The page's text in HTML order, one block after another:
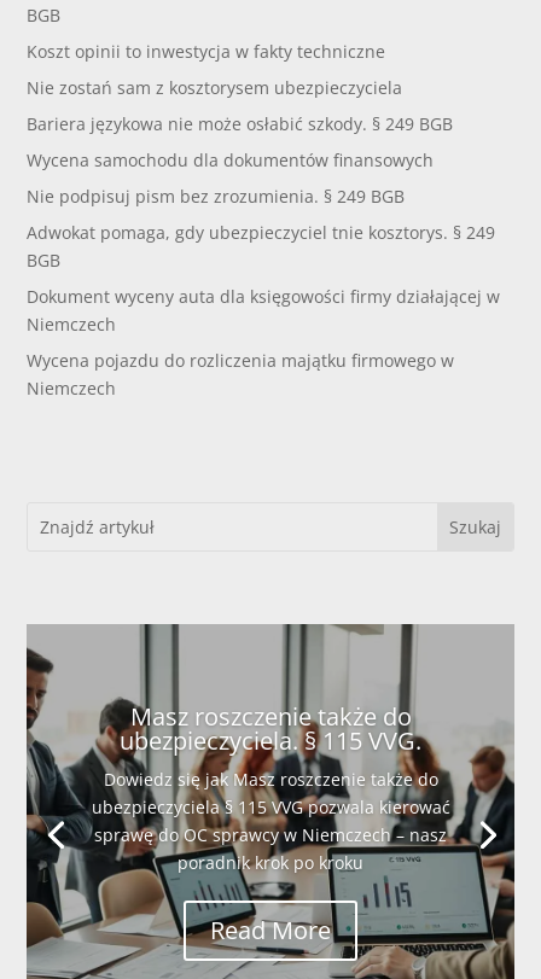
BGB
Koszt opinii to inwestycja w fakty techniczne
Nie zostań sam z kosztorysem ubezpieczyciela
Bariera językowa nie może osłabić szkody. § 249 BGB
Wycena samochodu dla dokumentów finansowych
Nie podpisuj pism bez zrozumienia. § 249 BGB
Adwokat pomaga, gdy ubezpieczyciel tnie kosztorys. § 249
BGB
Dokument wyceny auta dla księgowości firmy działającej w
Niemczech
Wycena pojazdu do rozliczenia majątku firmowego w
Niemczech
Masz roszczenie także do
ubezpieczyciela. § 115 VVG.
Dowiedz się jak Masz roszczenie także do
ubezpieczyciela § 115 VVG pozwala kierować
sprawę do OC sprawcy w Niemczech – nasz
poradnik krok po kroku
Read More